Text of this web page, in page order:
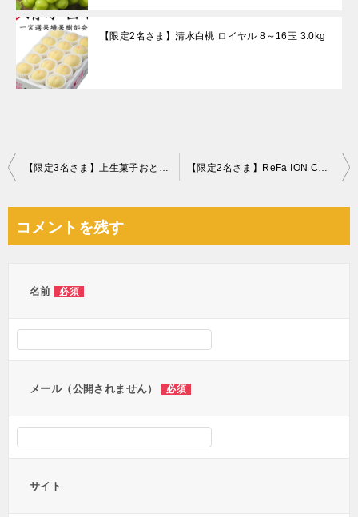
【限定2名さま】清水白桃 ロイヤル 8～16玉 3.0kg
投
ビ
【限定3名さま】上生菓子おとぎ草子48個入り 【限定2名さま】ReFa ION CARE BRUSH PREMIUM リファイオンケアブラシプレミアム
コメントを残す
名前 必須
メール（公開されません） 必須
サイト